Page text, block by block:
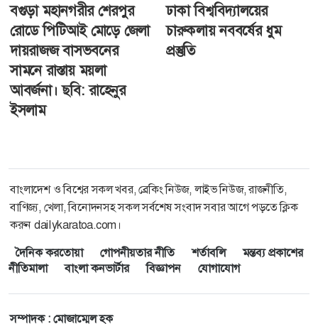
বগুড়া মহানগরীর শেরপুর
রোডে পিটিআই মোড়ে জেলা
দায়রাজজ বাসভবনের
সামনে রাস্তায় ময়লা
আবর্জনা। ছবি: রাহেনুর
ইসলাম
ঢাকা বিশ্ববিদ্যালয়ের
চারুকলায় নববর্ষের ধুম
প্রস্তুতি
বাংলাদেশ ও বিশ্বের সকল খবর, ব্রেকিং নিউজ, লাইভ নিউজ, রাজনীতি,
বাণিজ্য, খেলা, বিনোদনসহ সকল সর্বশেষ সংবাদ সবার আগে পড়তে ক্লিক
করুন dailykaratoa.com।
দৈনিক করতোয়া
গোপনীয়তার নীতি শর্তাবলি
মন্তব্য প্রকাশের
নীতিমালা
বাংলা কনভার্টার বিজ্ঞাপন যোগাযোগ
সম্পাদক : মোজাম্মেল হক